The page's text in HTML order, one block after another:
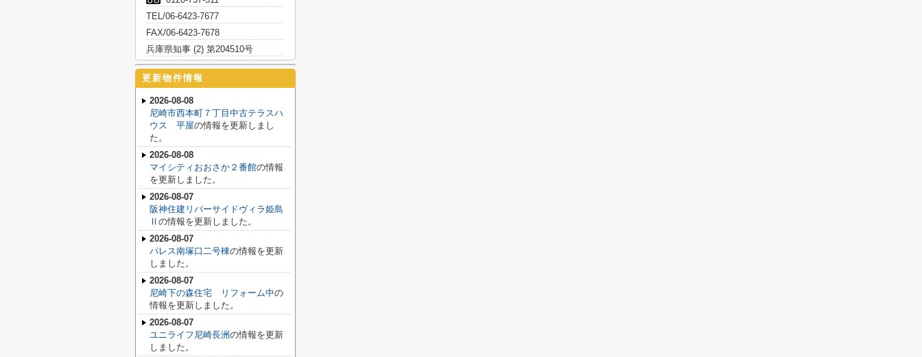
TEL/06-6423-7677
FAX/06-6423-7678
兵庫県知事 (2) 第204510号
更新物件情報
2026-08-08
尼崎市西本町７丁目中古テラスハ
ウス 平屋の情報を更新しまし
た。
2026-08-08
マイシティおおさか２番館の情報
を更新しました。
2026-08-07
阪神住建リバーサイドヴィラ姫島
Ⅱ の情報を更新しました。
2026-08-07
パレス南塚口二号棟の情報を更新
しました。
2026-08-07
尼崎下の森住宅 リフォーム中の
情報を更新しました。
2026-08-07
ユニライフ尼崎長洲の情報を更新
しました。